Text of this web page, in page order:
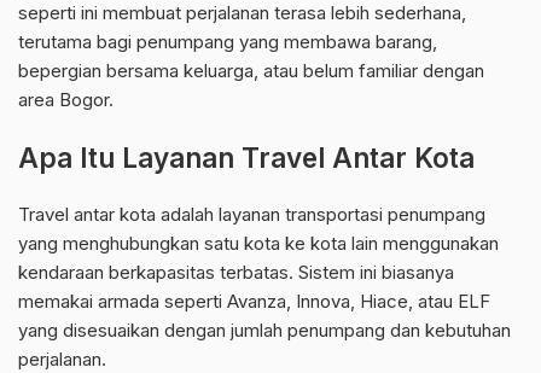
seperti ini membuat perjalanan terasa lebih sederhana,
terutama bagi penumpang yang membawa barang,
bepergian bersama keluarga, atau belum familiar dengan
area Bogor.
Apa Itu Layanan Travel Antar Kota
Travel antar kota adalah layanan transportasi penumpang
yang menghubungkan satu kota ke kota lain menggunakan
kendaraan berkapasitas terbatas. Sistem ini biasanya
memakai armada seperti Avanza, Innova, Hiace, atau ELF
yang disesuaikan dengan jumlah penumpang dan kebutuhan
perjalanan.